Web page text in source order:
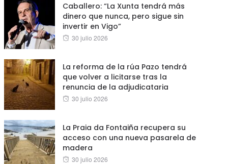
Caballero: “La Xunta tendrá más
dinero que nunca, pero sigue sin
invertir en Vigo”
Posted
30 julio 2026
La reforma de la rúa Pazo tendrá
que volver a licitarse tras la
renuncia de la adjudicataria
Posted
30 julio 2026
La Praia da Fontaiña recupera su
acceso con una nueva pasarela de
madera
Posted
30 julio 2026